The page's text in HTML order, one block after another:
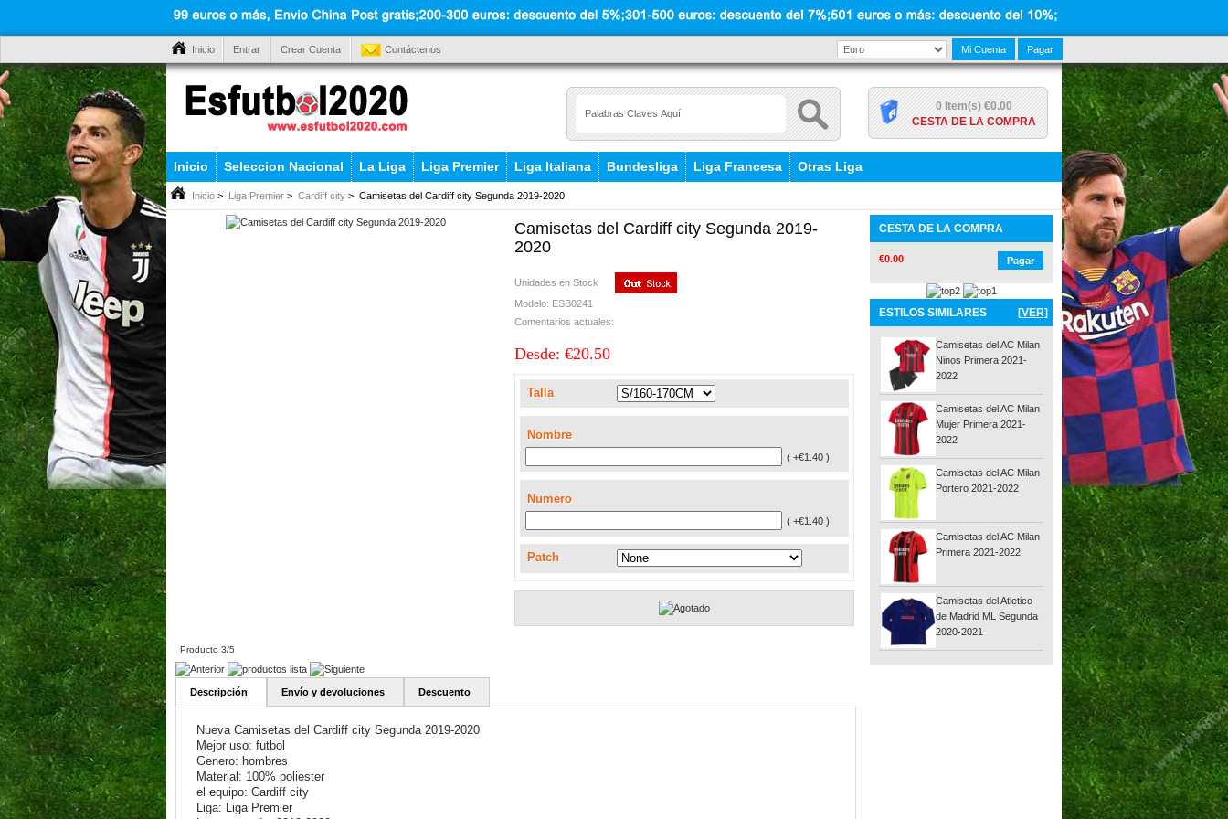
Inicio Entrar Crear Cuenta Contáctenos Pagar
Mi Cuenta
0 Item(s) €0.00
CESTA DE LA COMPRA
Inicio Seleccion Nacional La Liga Liga Premier Liga Italiana Bundesliga Liga Francesa Otras Liga
Inicio > Liga Premier > Cardiff city > Camisetas del Cardiff city Segunda 2019-2020
Camisetas del Cardiff city Segunda 2019-
2020
Unidades en Stock
Modelo: ESB0241
Comentarios actuales:
Desde: €20.50
Talla
Nombre
( +€1.40 )
Numero
( +€1.40 )
Patch
Producto 3/5
Descripción Envío y devoluciones Descuento
Nueva Camisetas del Cardiff city Segunda 2019-2020
Mejor uso: futbol
Genero: hombres
Material: 100% poliester
el equipo: Cardiff city
Liga: Liga Premier
CESTA DE LA COMPRA
€0.00 Pagar
ESTILOS SIMILARES [VER]
Camisetas del AC Milan
Ninos Primera 2021-
2022
Camisetas del AC Milan
Mujer Primera 2021-
2022
Camisetas del AC Milan
Portero 2021-2022
Camisetas del AC Milan
Primera 2021-2022
Camisetas del Atletico
de Madrid ML Segunda
2020-2021